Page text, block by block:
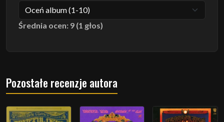
Średnia ocen: 9 (1 głos)
Pozostałe recenzje autora